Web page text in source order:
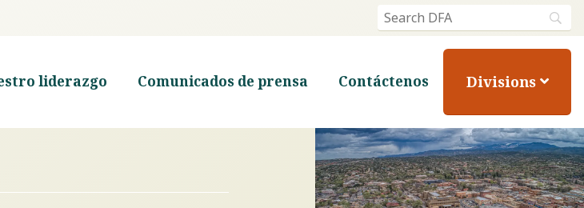
liderazgo Comunicados de prensa Contáctenos Divisions